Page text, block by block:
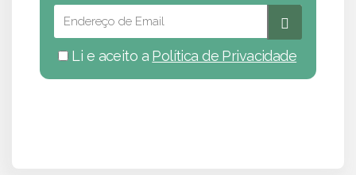
Li e aceito a Política de Privacidade